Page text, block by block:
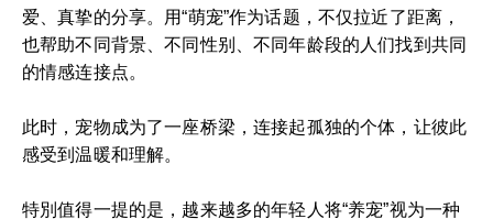
爱、真挚的分享。用“萌宠”作为话题，不仅拉近了距离，
也帮助不同背景、不同性别、不同年龄段的人们找到共同
的情感连接点。
此时，宠物成为了一座桥梁，连接起孤独的个体，让彼此
感受到温暖和理解。
特別值得一提的是，越来越多的年轻人将“养宠”视为一种